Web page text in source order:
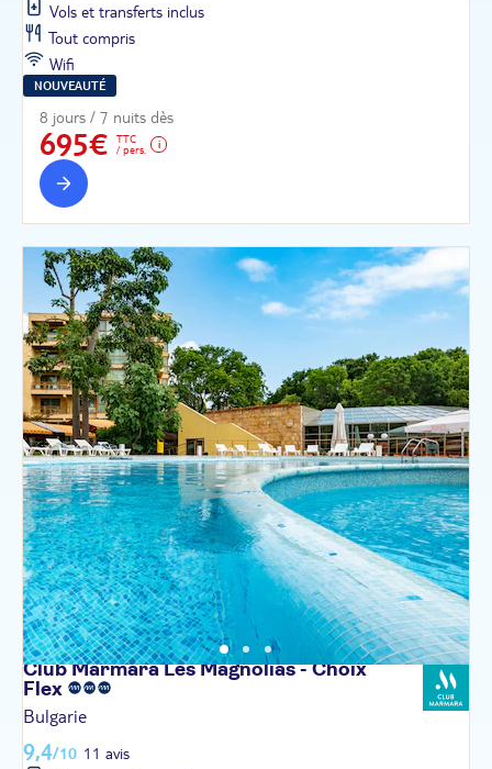
Vols et transferts inclus
Tout compris
Wifi
NOUVEAUTÉ
8 jours / 7 nuits dès
695€
TTC
/ pers.
Club Marmara Les Magnolias - Choix
Flex
Bulgarie
9,4/10 11 avis